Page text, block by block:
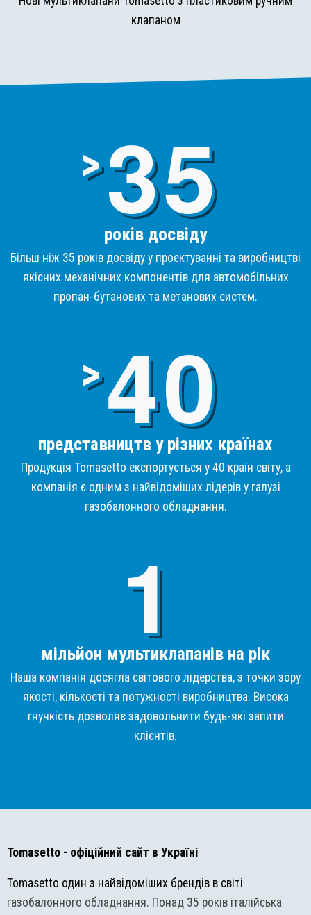
клапаном
>3
років досвіду
Більш ніж 35 років досвіду у проектуванні та виробництві
якісних механічних компонентів для автомобільних
пропан-бутанових та метанових систем.
>4
представництв у різних країнах
Продукція Tomasetto експортується у 40 країн світу, а
компанія є одним з найвідоміших лідерів у галузі
газобалонного обладнання.
мільйон мультиклапанів на рік
Наша компанія досягла світового лідерства, з точки зору
якості, кількості та потужності виробництва. Висока
гнучкість дозволяє задовольнити будь-які запити
клієнтів.
Tomasetto - офіційний сайт в Україні
Tomasetto один з найвідоміших брендів в світі
газобалонного обладнання. Понад 35 років італійська